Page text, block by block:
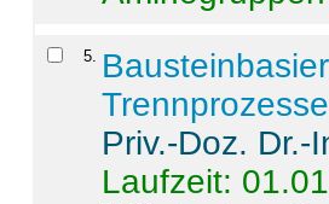
5
Trennprozesse
Priv.-Doz.
Laufzeit: